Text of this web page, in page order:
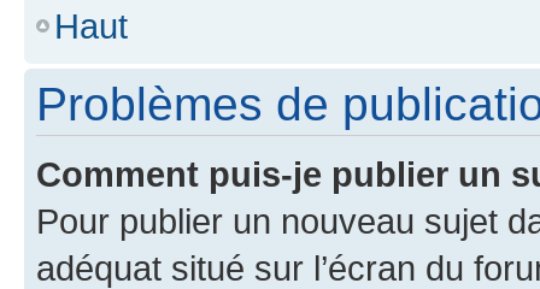
Haut
Problèmes de
Comment puis-je publier un
Pour publier un nouveau sujet
adéquat situé sur l’écran du